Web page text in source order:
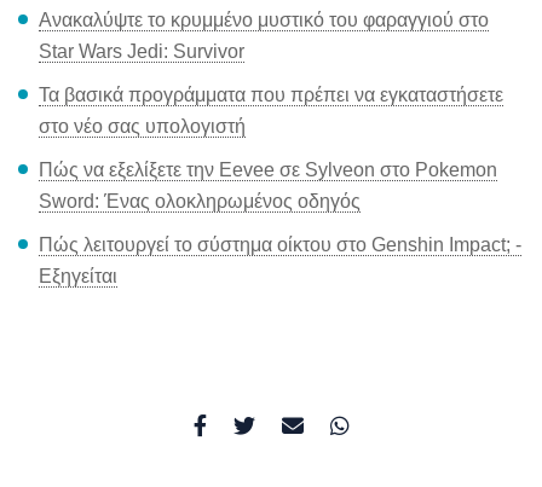
Ανακαλύψτε το κρυμμένο μυστικό του φαραγγιού στο
Star Wars Jedi: Survivor
Τα βασικά προγράμματα που πρέπει να εγκαταστήσετε
στο νέο σας υπολογιστή
Πώς να εξελίξετε την Eevee σε Sylveon στο Pokemon
Sword: Ένας ολοκληρωμένος οδηγός
Πώς λειτουργεί το σύστημα οίκτου στο Genshin Impact; -
Εξηγείται